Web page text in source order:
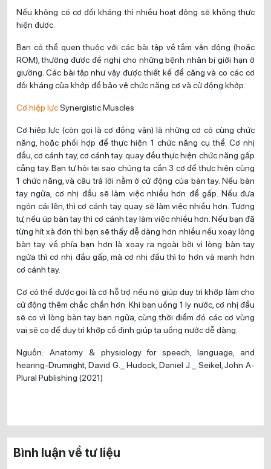
Nếu không có cơ đối kháng thì nhiều hoạt động sẽ không thực
hiện được.
Bạn có thể quen thuộc với các bài tập về tầm vận động (hoặc
ROM), thường được đề nghị cho những bệnh nhân bị giới hạn ở
giường. Các bài tập như vậy được thiết kế để căng và co các cơ
đối kháng của khớp để bảo vệ chức năng cơ và cử động khớp.
Cơ hiệp lựcSynergistic Muscles
Cơ hiệp lực (còn gọi là cơ đồng vận) là những cơ có cùng chức
năng, hoặc phối hợp để thực hiện 1 chức năng cụ thể. Cơ nhị
đầu, cơ cánh tay, cơ cánh tay quay đều thực hiện chức năng gấp
cẳng tay. Bạn tự hỏi tại sao chúng ta cần 3 cơ để thực hiện cùng
1 chức năng, và câu trả lời nằm ở cử động của bàn tay. Nếu bàn
tay ngửa, cơ nhị đầu sẽ làm việc nhiều hơn để gấp. Nếu đưa
ngón cái lên, thì cơ cánh tay quay sẽ làm việc nhiều hơn. Tương
tự, nếu úp bàn tay thì cơ cánh tay làm việc nhiều hơn. Nếu bạn đã
từng hít xà đơn thì bạn sẽ thấy dễ dàng hơn nhiều nếu xoay lòng
bàn tay về phía bạn hơn là xoay ra ngoài bởi vì lòng bàn tay
ngửa thì cơ nhị đầu gấp, mà cơ nhị đầu thì to hơn và mạnh hơn
cơ cánh tay.
Cơ có thể được gọi là cơ hỗ trợ nếu nó giúp duy trì khớp làm cho
cử động thêm chắc chắn hơn. Khi bạn uống 1 ly nước, cơ nhị đầu
sẽ co vì lòng bàn tay bạn ngửa, cùng thời điểm đó các cơ vùng
vai sẽ co để duy trì khớp cố định giúp ta uống nước dễ dàng.
Nguồn: Anatomy & physiology for speech, language, and
hearing-Drumright, David G._ Hudock, Daniel J._ Seikel, John A-
Plural Publishing (2021)
Bình luận về tư liệu